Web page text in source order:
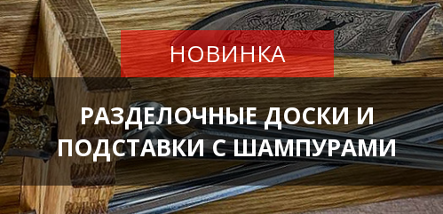
НОВИНКА
РАЗДЕЛОЧНЫЕ ДОСКИ И
ПОДСТАВКИ С ШАМПУРАМИ